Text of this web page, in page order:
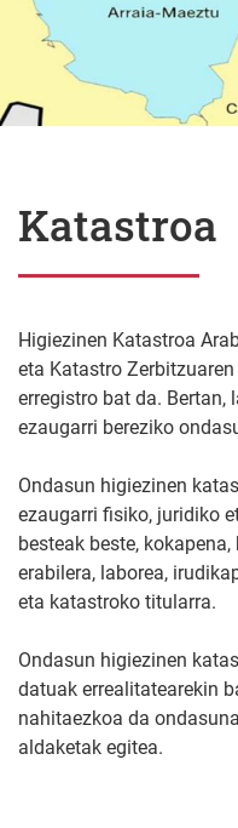
Katastroa
Higiezinen Katastroa
eta Katastro
erregistro bat da. Bertan,
ezaugarri bereziko
Ondasun higiezinen
ezaugarri fisiko, juridiko
besteak beste,
erabilera, laborea,
eta katastroko titularra.
Ondasun higiezinen
datuak errealitatearekin
nahitaezkoa da
aldaketak egitea.